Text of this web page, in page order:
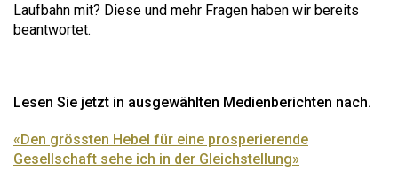
Laufbahn mit? Diese und mehr Fragen haben wir bereits
beantwortet.
Lesen Sie jetzt in ausgewählten Medienberichten nach.
«Den grössten Hebel für eine prosperierende
Gesellschaft sehe ich in der Gleichstellung»